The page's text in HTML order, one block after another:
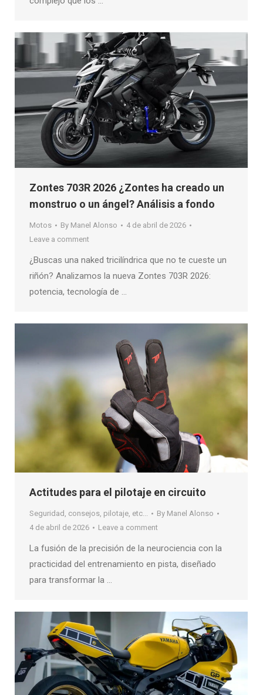
Zontes 703R 2026 ¿Zontes ha creado un
monstruo o un ángel? Análisis a fondo
Motos By Manel Alonso
4 de abril de 2026
Leave a comment
¿Buscas una naked tricilíndrica que no te cueste un
riñón? Analizamos la nueva Zontes 703R 2026:
potencia, tecnología de …
Actitudes para el pilotaje en circuito
Seguridad, consejos, pilotaje, etc... By Manel Alonso
4 de abril de 2026
Leave a comment
La fusión de la precisión de la neurociencia con la
practicidad del entrenamiento en pista, diseñado
para transformar la …